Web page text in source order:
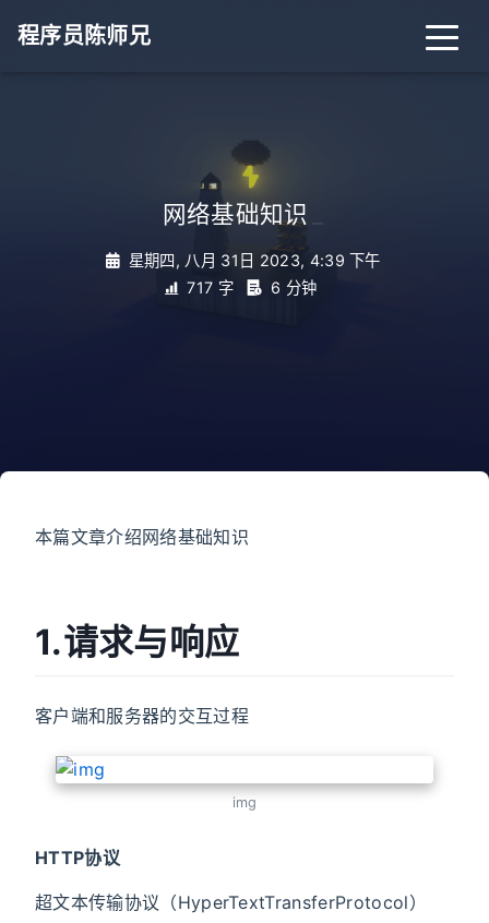
程序员陈师兄
网络基础知识
星期四, 八月 31日 2023, 4:39 下午
717 字
6 分钟
本篇文章介绍网络基础知识
1.请求与响应
客户端和服务器的交互过程
img
HTTP协议
超文本传输协议（HyperTextTransferProtocol）